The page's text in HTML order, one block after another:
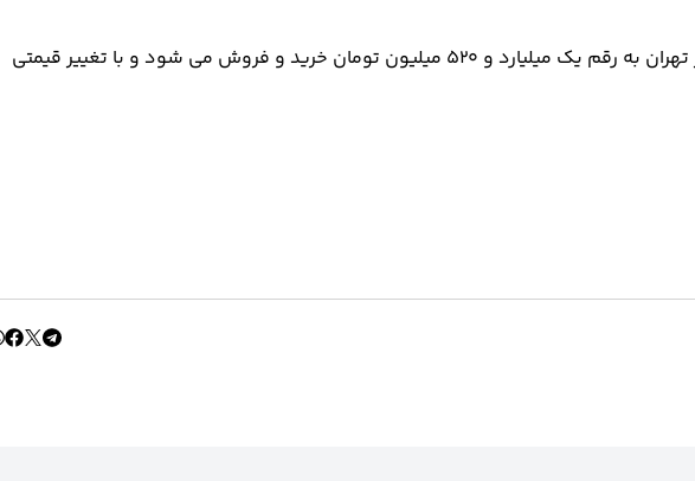
خودروی شاهین GL در معاملات امروز بازار تهران به رقم یک میلیارد و ۵۲۰ میلیون تومان خرید و فروش می شود و با تغییر قیمتی